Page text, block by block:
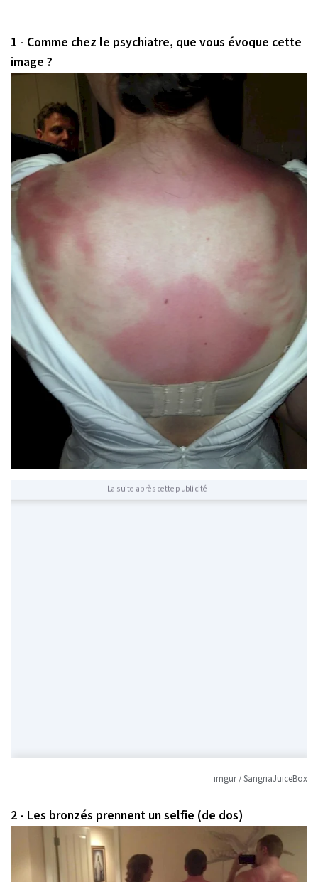
1 - Comme chez le psychiatre, que vous évoque cette
image ?
La suite après cette publicité
imgur / SangriaJuiceBox
2 - Les bronzés prennent un selfie (de dos)